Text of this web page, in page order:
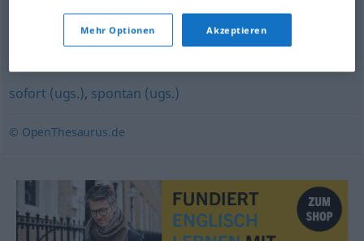
unvorbereitet,improvisiert, ex tempore (geh.)
,reflexartig,ungeplant,intuitiv,unüberlegt
sofort (ugs.), spontan (ugs.)
© OpenThesaurus.de
Mehr Optionen Akzeptieren